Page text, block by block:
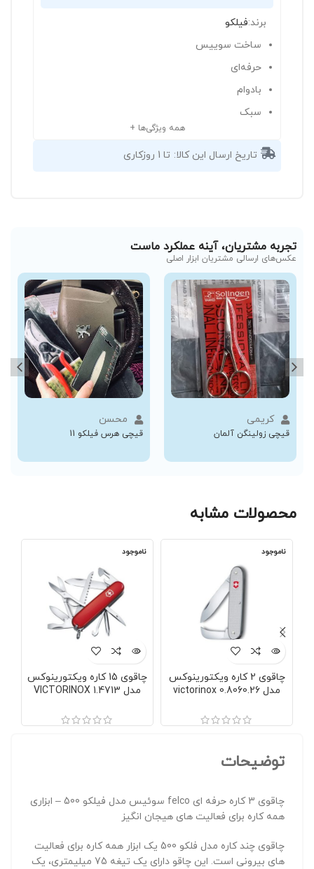
برند:فیلکو
ساخت سوییس
حرفه‌ای
بادوام
سبک
همه ویژگی‌ها +
تاریخ ارسال این کالا: تا 1 روزکاری
تجربه مشتریان، آینه عملکرد ماست
عکس‌های ارسالی مشتریان ابزار اصلی
کریمی
قیچی زولینگن آلمان
محسن
قیچی هرس فیلکو 11
محصولات مشابه
ناموجود
چاقوی 2 کاره ویکتورینوکس
مدل victorinox 0.8060.26
ناموجود
چاقوی 15 کاره ویکتورینوکس
مدل VICTORINOX 1.4713
توضیحات
چاقوی 3 کاره حرفه ای felco سوئیس مدل فیلکو 500 – ابزاری
همه کاره برای فعالیت های هیجان انگیز
چاقوی چند کاره مدل فلکو 500 یک ابزار همه کاره برای فعالیت
های بیرونی است. این چاقو دارای یک تیغه 75 میلیمتری، یک